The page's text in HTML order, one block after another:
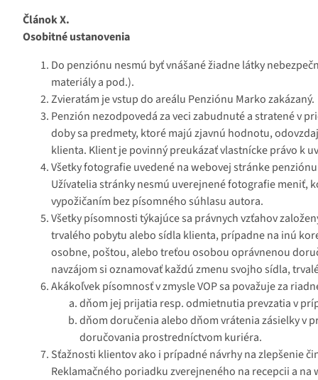
Článok X.
Osobitné ustanovenia
Do penziónu nesmú byť vnášané žiadne látky
materiály a pod.).
Zvieratám je vstup do areálu Penziónu Marko zakázaný.
Penzión nezodpovedá za veci zabudnuté a stratené v
doby sa predmety, ktoré majú zjavnú hodnotu,
klienta. Klient je povinný preukázať vlastnícke právo k
Všetky fotografie uvedené na webovej stránke
Užívatelia stránky nesmú uverejnené fotografie
vypožičaním bez písomného súhlasu autora.
Všetky písomnosti týkajúce sa právnych vzťahov
trvalého pobytu alebo sídla klienta, prípadne na inú
osobne, poštou, alebo treťou osobou oprávnenou
navzájom si oznamovať každú zmenu svojho sídla,
Akákoľvek písomnosť v zmysle VOP sa považuje za
dňom jej prijatia resp. odmietnutia prevzatia v
dňom doručenia alebo dňom vrátenia zásielky v
doručovania prostredníctvom kuriéra.
Sťažnosti klientov ako i prípadné návrhy na zlepšenie
Reklamačného poriadku zverejneného na recepcii a na